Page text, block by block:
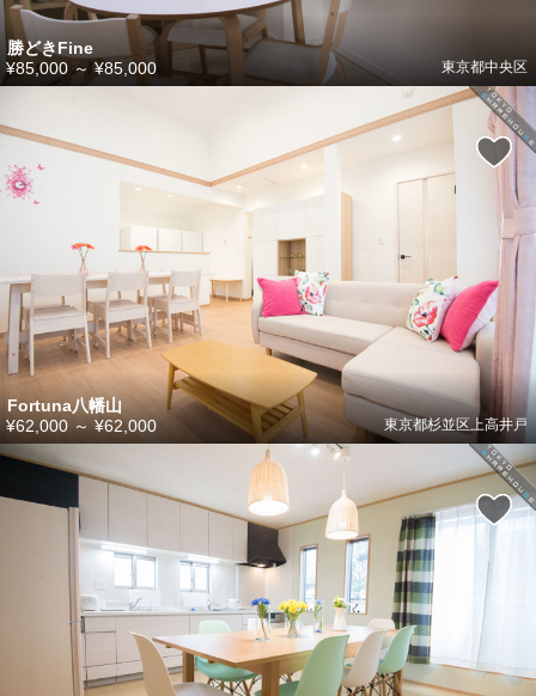
勝どきFine
東京都中央区
¥85,000 ～ ¥85,000
Fortuna八幡山
東京都杉並区上高井戸
¥62,000 ～¥62,000